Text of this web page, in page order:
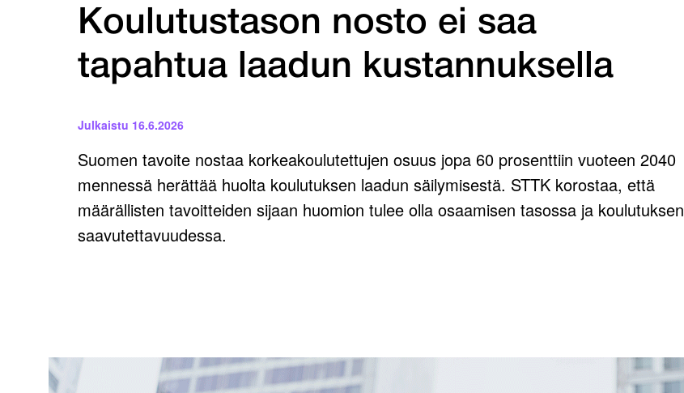
Koulutustason nosto ei saa
tapahtua laadun kustannuksella
Julkaistu 16.6.2026
Suomen tavoite nostaa korkeakoulutettujen osuus jopa 60 prosenttiin vuoteen 2040
mennessä herättää huolta koulutuksen laadun säilymisestä. STTK korostaa, että
määrällisten tavoitteiden sijaan huomion tulee olla osaamisen tasossa ja koulutuksen
saavutettavuudessa.